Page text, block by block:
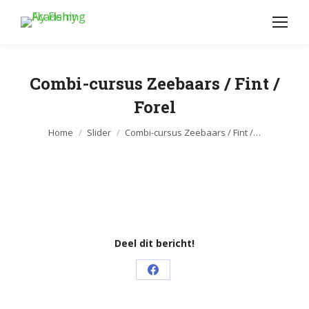
Combi-cursus Zeebaars / Fint /
Forel
Je bent hier:
Home Slider Combi-cursus Zeebaars / Fint /…
Deel dit bericht!
Share